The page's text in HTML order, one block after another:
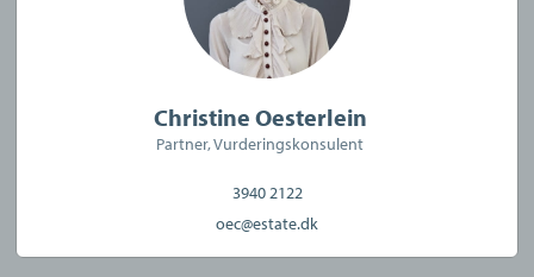
Christine Oesterlein
Partner, Vurderingskonsulent
3940 2122
oec@estate.dk